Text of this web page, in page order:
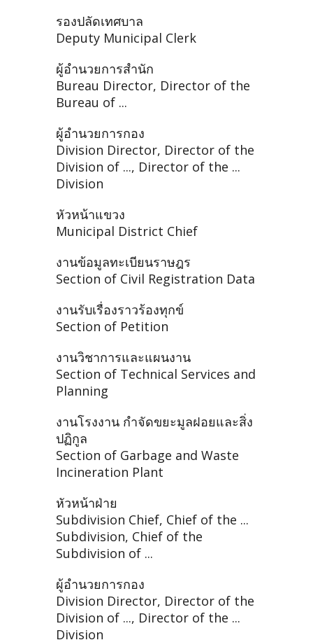
รองปลัดเทศบาล
Deputy Municipal Clerk
ผู้อำนวยการสำนัก
Bureau Director, Director of the
Bureau of ...
ผู้อำนวยการกอง
Division Director, Director of the
Division of ..., Director of the ...
Division
หัวหน้าแขวง
Municipal District Chief
งานข้อมูลทะเบียนราษฎร
Section of Civil Registration Data
งานรับเรื่องราวร้องทุกข์
Section of Petition
งานวิชาการและแผนงาน
Section of Technical Services and
Planning
งานโรงงาน กำจัดขยะมูลฝอยและสิ่ง
ปฏิกูล
Section of Garbage and Waste
Incineration Plant
หัวหน้าฝ่าย
Subdivision Chief, Chief of the ...
Subdivision, Chief of the
Subdivision of ...
ผู้อำนวยการกอง
Division Director, Director of the
Division of ..., Director of the ...
Division